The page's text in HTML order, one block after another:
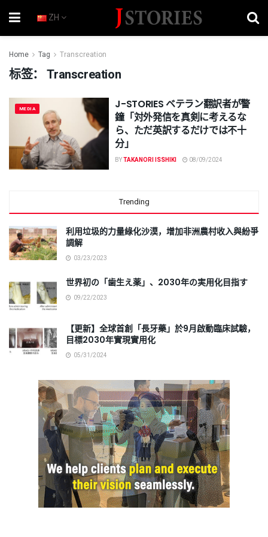
ZH
Home Tag Transcreation
标签：Transcreation
MEDIA
J-STORIES ベテラン翻訳者が警
鐘「対外発信を真剣に考えるな
ら、ただ英訳するだけでは不十
分」
BYTAKANORI ISSHIKI 08/09/2024
Trending
利用垃圾的力量綠化沙漠，增加非洲農村收入與紛爭
調解
03/23/2023
世界初の「歯生え薬」、2030年の実用化目指す
09/22/2023
【更新】全球首創「長牙藥」於9月啟動臨床試驗，
目標2030年實現實用化
05/31/2024